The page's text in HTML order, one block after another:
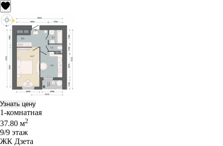
Узнать цену
1-комнатная
37.80 м2
9/9 этаж
ЖК Дзета